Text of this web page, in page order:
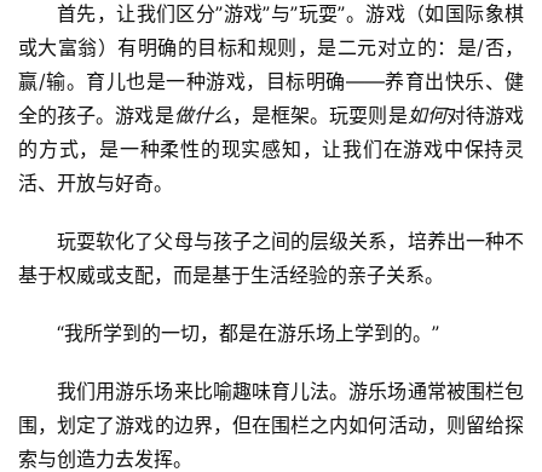
首先，让我们区分”游戏”与”玩耍”。游戏（如国际象棋
或大富翁）有明确的目标和规则，是二元对立的：是/否，
赢/输。育儿也是一种游戏，目标明确——养育出快乐、健
全的孩子。游戏是做什么，是框架。玩耍则是如何对待游戏
的方式，是一种柔性的现实感知，让我们在游戏中保持灵
活、开放与好奇。
玩耍软化了父母与孩子之间的层级关系，培养出一种不
基于权威或支配，而是基于生活经验的亲子关系。
“我所学到的一切，都是在游乐场上学到的。”
我们用游乐场来比喻趣味育儿法。游乐场通常被围栏包
围，划定了游戏的边界，但在围栏之内如何活动，则留给探
索与创造力去发挥。